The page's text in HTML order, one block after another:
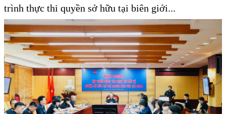
trình thực thi quyền sở hữu tại biên giới...